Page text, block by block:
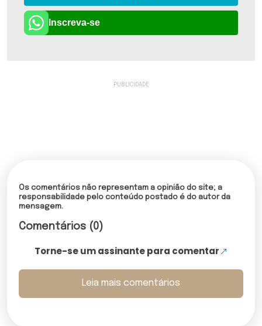
Inscreva-se
Os comentários não representam a opinião do site; a
responsabilidade pelo conteúdo postado é do autor da
mensagem.
Comentários (0)
Torne-se um assinante para comentar
Leia mais comentários